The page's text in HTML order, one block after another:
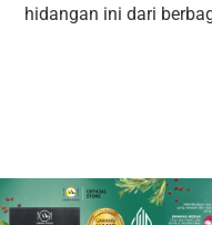
hidangan ini dari